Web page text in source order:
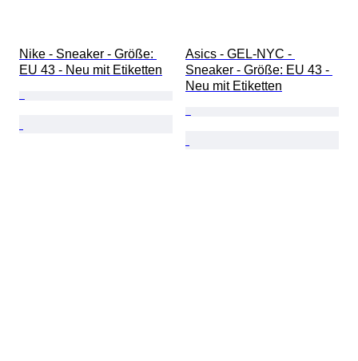
Nike - Sneaker - Größe:
EU 43 - Neu mit Etiketten
Asics - GEL-NYC -
Sneaker - Größe: EU 43 -
Neu mit Etiketten